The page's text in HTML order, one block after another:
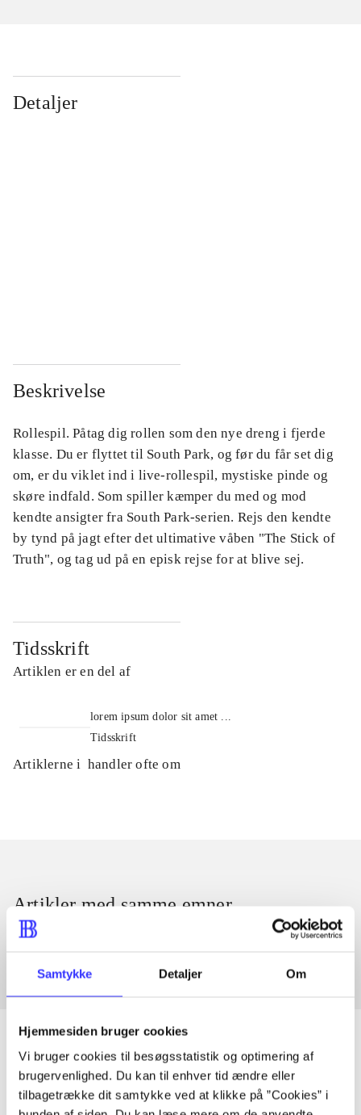
Samtykke Detaljer Om
Hjemmesiden bruger cookies
Vi bruger cookies til besøgsstatistik og optimering af
brugervenlighed. Du kan til enhver tid ændre eller
tilbagetrække dit samtykke ved at klikke på ”Cookies” i
Detaljer
Beskrivelse
Rollespil. Påtag dig rollen som den nye dreng i fjerde
klasse. Du er flyttet til South Park, og før du får set dig
om, er du viklet ind i live-rollespil, mystiske pinde og
skøre indfald. Som spiller kæmper du med og mod
kendte ansigter fra South Park-serien. Rejs den kendte
by tynd på jagt efter det ultimative våben "The Stick of
Truth", og tag ud på en episk rejse for at blive sej.
Tidsskrift
Artiklen er en del af
lorem ipsum dolor sit amet ...
Tidsskrift
Artiklerne i handler ofte om
Artikler med samme emner
Fra
Artikler
Alle registrerede artikler fordelt på udgivelser